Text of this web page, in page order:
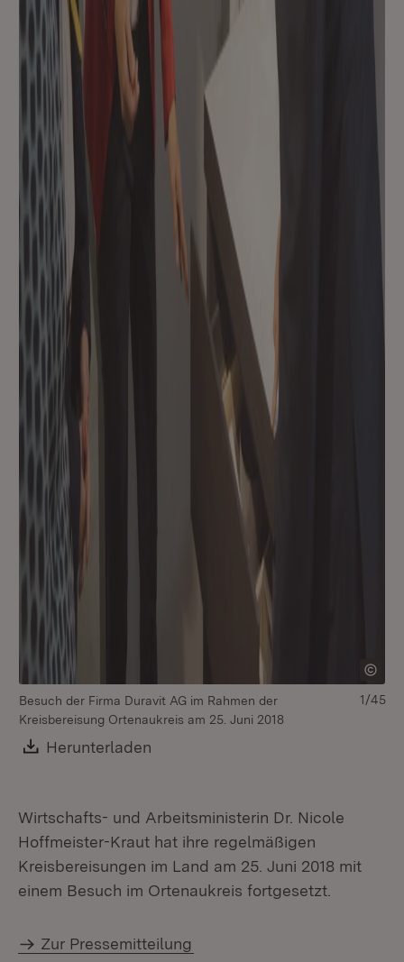
Besuch der Firma Duravit AG im Rahmen der
Kreisbereisung Ortenaukreis am 25. Juni 2018
Download:
Herunterladen
1/45
Wirtschafts- und Arbeitsministerin Dr. Nicole
Hoffmeister-Kraut hat ihre regelmäßigen
Kreisbereisungen im Land am 25. Juni 2018 mit
einem Besuch im Ortenaukreis fortgesetzt.
Zur Pressemitteilung